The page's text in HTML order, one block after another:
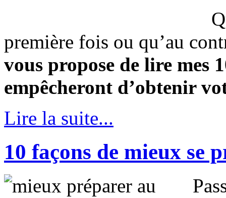
première fois ou qu’au
vous propose de lire mes
empêcheront d’obtenir
Lire la suite...
10 façons de mieux se